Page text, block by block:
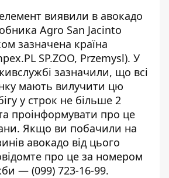
виявили в авокадо
Agro San Jacinto
зазначена країна
SP.ZOO, Przemysl). У
зазначили, що всі
мають вилучити цю
у строк не більше 2
проінформувати про це
Якщо ви побачили на
авокадо від цього
про це за номером
— (099) 723-16-99.